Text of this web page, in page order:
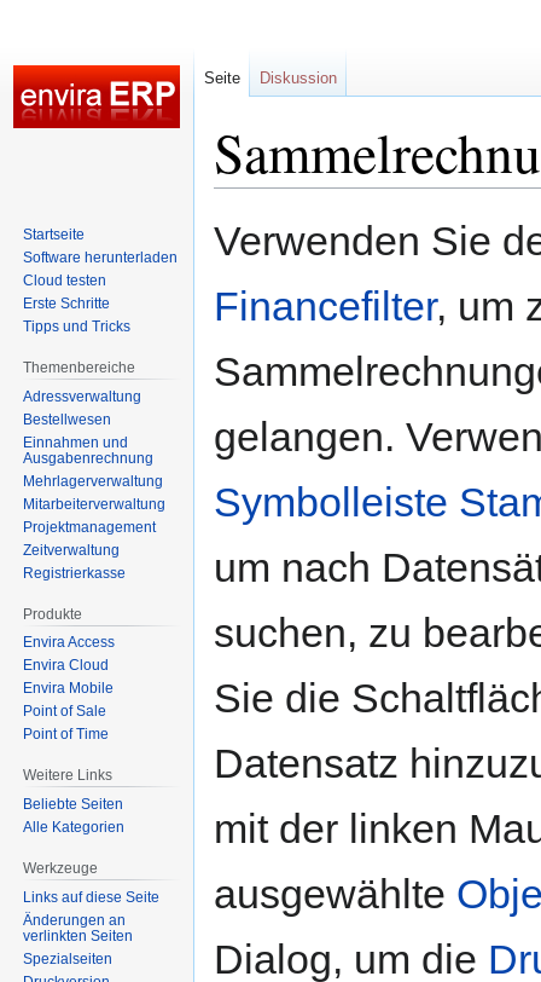
Navigation
Suche
Verwenden Sie
Financefilter, um
gelangen.
Symbolleiste
um nach
suchen, zu
Sie die
Datensatz
mit der linken
ausgewählte
Dialog, um die
Seite Diskussion
Startseite
Software herunterladen
Cloud testen
Erste Schritte
Tipps und Tricks
Themenbereiche
Adressverwaltung
Bestellwesen
Einnahmen und
Ausgabenrechnung
Mehrlagerverwaltung
Mitarbeiterverwaltung
Projektmanagement
Zeitverwaltung
Registrierkasse
Produkte
Envira Access
Envira Cloud
Envira Mobile
Point of Sale
Point of Time
Weitere Links
Beliebte Seiten
Alle Kategorien
Werkzeuge
Links auf diese Seite
Änderungen an
verlinkten Seiten
Spezialseiten